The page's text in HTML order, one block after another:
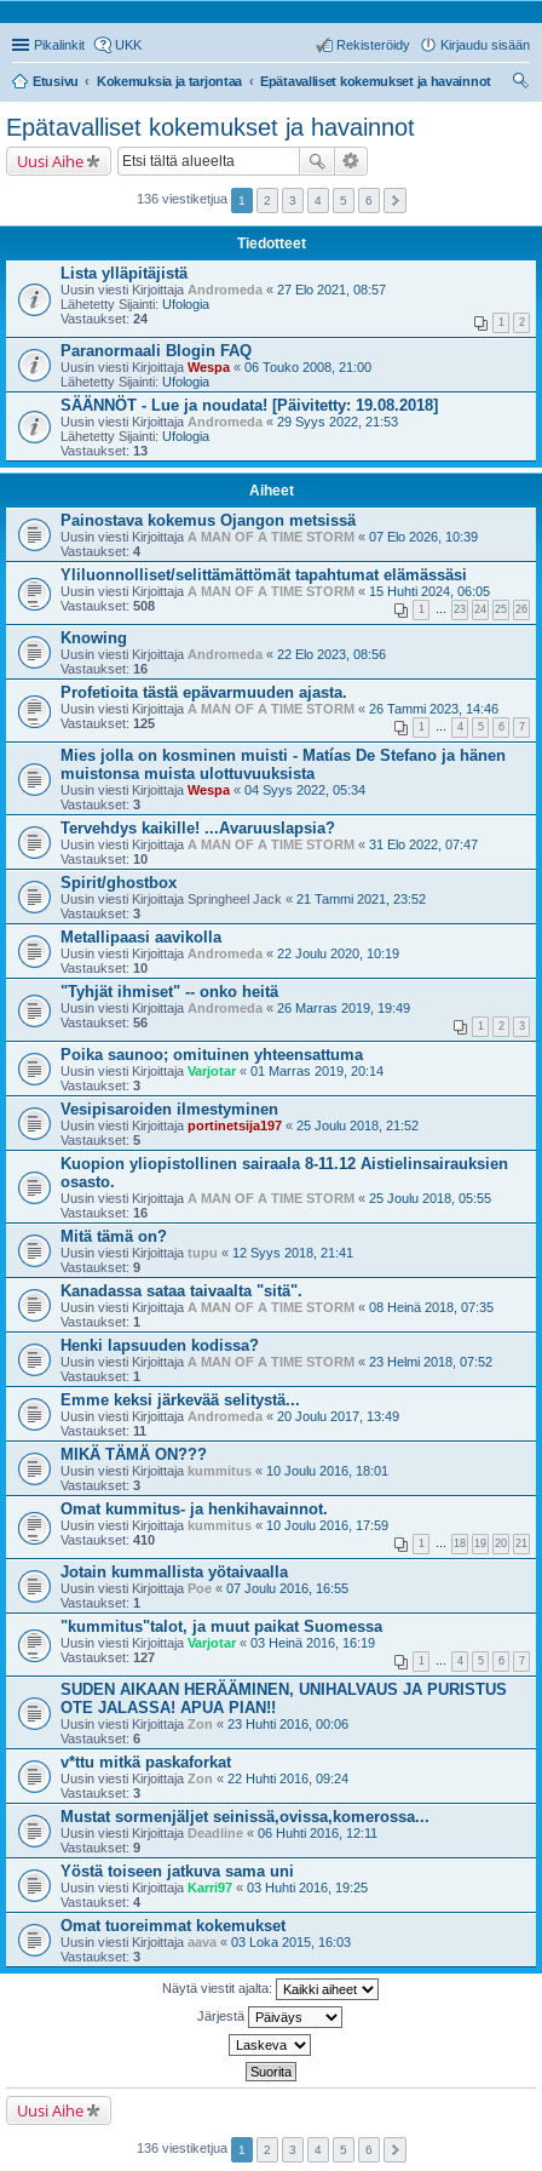
Pikalinkit UKK Kirjaudu sisään
Rekisteröidy
Etusivu Kokemuksia ja tarjontaa
Epätavalliset kokemukset ja havainnot
Epätavalliset kokemukset ja havainnot
Uusi Aihe
136 viestiketjua 1 2 3 4 5 6
Tiedotteet
Lista ylläpitäjistä
Uusin viesti Kirjoittaja Andromeda « 27 Elo 2021, 08:57
Lähetetty Sijainti: Ufologia
Vastaukset: 24 1 2
Paranormaali Blogin FAQ
Uusin viesti Kirjoittaja Wespa « 06 Touko 2008, 21:00
Lähetetty Sijainti: Ufologia
SÄÄNNÖT - Lue ja noudata! [Päivitetty: 19.08.2018]
Uusin viesti Kirjoittaja Andromeda « 29 Syys 2022, 21:53
Lähetetty Sijainti: Ufologia
Vastaukset: 13
Aiheet
Painostava kokemus Ojangon metsissä
Uusin viesti Kirjoittaja A MAN OF A TIME STORM « 07 Elo 2026, 10:39
Vastaukset: 4
Yliluonnolliset/selittämättömät tapahtumat elämässäsi
Uusin viesti Kirjoittaja A MAN OF A TIME STORM « 15 Huhti 2024, 06:05
Vastaukset: 508 1 … 23 24 25 26
Knowing
Uusin viesti Kirjoittaja Andromeda « 22 Elo 2023, 08:56
Vastaukset: 16
Profetioita tästä epävarmuuden ajasta.
Uusin viesti Kirjoittaja A MAN OF A TIME STORM « 26 Tammi 2023, 14:46
Vastaukset: 125 1 … 4 5 6 7
Mies jolla on kosminen muisti - Matías De Stefano ja hänen
muistonsa muista ulottuvuuksista
Uusin viesti Kirjoittaja Wespa « 04 Syys 2022, 05:34
Vastaukset: 3
Tervehdys kaikille! ...Avaruuslapsia?
Uusin viesti Kirjoittaja A MAN OF A TIME STORM « 31 Elo 2022, 07:47
Vastaukset: 10
Spirit/ghostbox
Uusin viesti Kirjoittaja Springheel Jack « 21 Tammi 2021, 23:52
Vastaukset: 3
Metallipaasi aavikolla
Uusin viesti Kirjoittaja Andromeda « 22 Joulu 2020, 10:19
Vastaukset: 10
"Tyhjät ihmiset" -- onko heitä
Uusin viesti Kirjoittaja Andromeda « 26 Marras 2019, 19:49
Vastaukset: 56 1 2 3
Poika saunoo; omituinen yhteensattuma
Uusin viesti Kirjoittaja Varjotar« 01 Marras 2019, 20:14
Vastaukset: 3
Vesipisaroiden ilmestyminen
Uusin viesti Kirjoittaja portinetsija197 « 25 Joulu 2018, 21:52
Vastaukset: 5
Kuopion yliopistollinen sairaala 8-11.12 Aistielinsairauksien
osasto.
Uusin viesti Kirjoittaja A MAN OF A TIME STORM « 25 Joulu 2018, 05:55
Vastaukset: 16
Mitä tämä on?
Uusin viesti Kirjoittaja tupu « 12 Syys 2018, 21:41
Vastaukset: 9
Kanadassa sataa taivaalta "sitä".
Uusin viesti Kirjoittaja A MAN OF A TIME STORM « 08 Heinä 2018, 07:35
Vastaukset: 1
Henki lapsuuden kodissa?
Uusin viesti Kirjoittaja A MAN OF A TIME STORM « 23 Helmi 2018, 07:52
Vastaukset: 1
Emme keksi järkevää selitystä...
Uusin viesti Kirjoittaja Andromeda « 20 Joulu 2017, 13:49
Vastaukset: 11
MIKÄ TÄMÄ ON???
Uusin viesti Kirjoittaja kummitus « 10 Joulu 2016, 18:01
Vastaukset: 3
Omat kummitus- ja henkihavainnot.
Uusin viesti Kirjoittaja kummitus « 10 Joulu 2016, 17:59
Vastaukset: 410 1 … 18 19 20 21
Jotain kummallista yötaivaalla
Uusin viesti Kirjoittaja Poe « 07 Joulu 2016, 16:55
Vastaukset: 1
"kummitus"talot, ja muut paikat Suomessa
Uusin viesti Kirjoittaja Varjotar« 03 Heinä 2016, 16:19
Vastaukset: 127 1 … 4 5 6 7
SUDEN AIKAAN HERÄÄMINEN, UNIHALVAUS JA PURISTUS
OTE JALASSA! APUA PIAN!!
Uusin viesti Kirjoittaja Zon « 23 Huhti 2016, 00:06
Vastaukset: 6
v*ttu mitkä paskaforkat
Uusin viesti Kirjoittaja Zon « 22 Huhti 2016, 09:24
Vastaukset: 3
Mustat sormenjäljet seinissä,ovissa,komerossa...
Uusin viesti Kirjoittaja Deadline « 06 Huhti 2016, 12:11
Vastaukset: 9
Yöstä toiseen jatkuva sama uni
Uusin viesti Kirjoittaja Karri97 « 03 Huhti 2016, 19:25
Vastaukset: 4
Omat tuoreimmat kokemukset
Uusin viesti Kirjoittaja aava « 03 Loka 2015, 16:03
Vastaukset: 3
Näytä viestit ajalta:
Järjestä
Uusi Aihe
136 viestiketjua 1 2 3 4 5 6